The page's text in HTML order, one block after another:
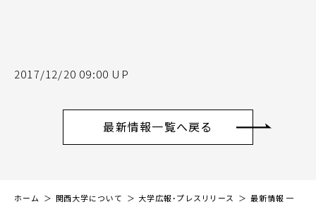
2017/12/20 09:00 UP
最新情報一覧へ戻る
ホーム 関西大学について 大学広報・プレスリリース
最新情報 一